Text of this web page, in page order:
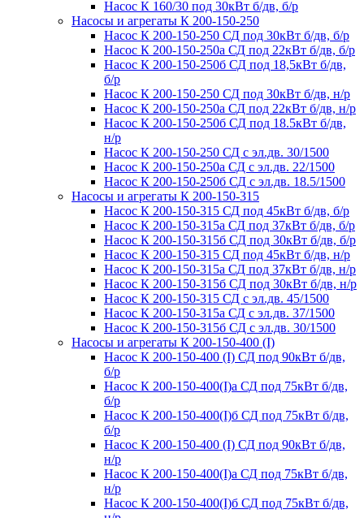
Насос К 160/30 под 30кВт б/дв, б/р
Насосы и агрегаты К 200-150-250
Насос К 200-150-250 СД под 30кВт б/дв, б/р
Насос К 200-150-250а СД под 22кВт б/дв, б/р
Насос К 200-150-250б СД под 18,5кВт б/дв,
б/р
Насос К 200-150-250 СД под 30кВт б/дв, н/р
Насос К 200-150-250а СД под 22кВт б/дв, н/р
Насос К 200-150-250б СД под 18.5кВт б/дв,
н/р
Насос К 200-150-250 СД с эл.дв. 30/1500
Насос К 200-150-250а СД с эл.дв. 22/1500
Насос К 200-150-250б СД с эл.дв. 18.5/1500
Насосы и агрегаты К 200-150-315
Насос К 200-150-315 СД под 45кВт б/дв, б/р
Насос К 200-150-315а СД под 37кВт б/дв, б/р
Насос К 200-150-315б СД под 30кВт б/дв, б/р
Насос К 200-150-315 СД под 45кВт б/дв, н/р
Насос К 200-150-315а СД под 37кВт б/дв, н/р
Насос К 200-150-315б СД под 30кВт б/дв, н/р
Насос К 200-150-315 СД с эл.дв. 45/1500
Насос К 200-150-315а СД с эл.дв. 37/1500
Насос К 200-150-315б СД с эл.дв. 30/1500
Насосы и агрегаты К 200-150-400 (I)
Насос К 200-150-400 (I) СД под 90кВт б/дв,
б/р
Насос К 200-150-400(I)а СД под 75кВт б/дв,
б/р
Насос К 200-150-400(I)б СД под 75кВт б/дв,
б/р
Насос К 200-150-400 (I) СД под 90кВт б/дв,
н/р
Насос К 200-150-400(I)а СД под 75кВт б/дв,
н/р
Насос К 200-150-400(I)б СД под 75кВт б/дв,